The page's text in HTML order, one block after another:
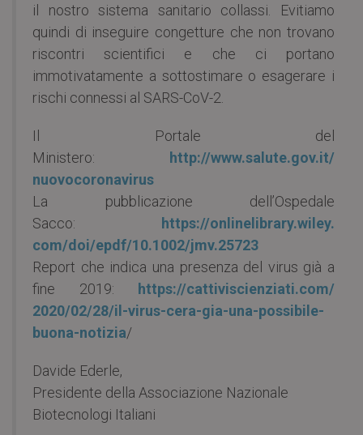
il nostro sistema sanitario collassi. Evitiamo
quindi di inseguire congetture che non trovano
riscontri scientifici e che ci portano
immotivatamente a sottostimare o esagerare i
rischi connessi al SARS-CoV-2.
Il Portale del
Ministero: http://www.salute.gov.it/
nuovocoronavirus
La pubblicazione dell’Ospedale
Sacco: https://onlinelibrary.wiley.
com/doi/epdf/10.1002/jmv.25723
Report che indica una presenza del virus già a
fine 2019: https://cattiviscienziati.com/
2020/02/28/il-virus-cera-gia-una-possibile-
buona-notizia/
Davide Ederle,
Presidente della Associazione Nazionale
Biotecnologi Italiani